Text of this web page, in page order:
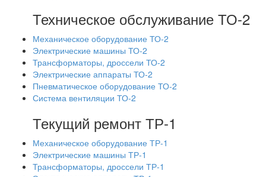
Техническое обслуживание ТО-2
Механическое оборудование ТО-2
Электрические машины ТО-2
Трансформаторы, дроссели ТО-2
Электрические аппараты ТО-2
Пневматическое оборудование ТО-2
Система вентиляции ТО-2
Текущий ремонт ТР-1
Механическое оборудование ТР-1
Электрические машины ТР-1
Трансформаторы, дроссели ТР-1